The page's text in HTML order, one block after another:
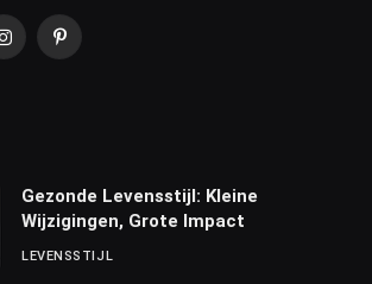
InstagramPinterest
Gezonde Levensstijl: Kleine
Wijzigingen, Grote Impact
LEVENSSTIJL